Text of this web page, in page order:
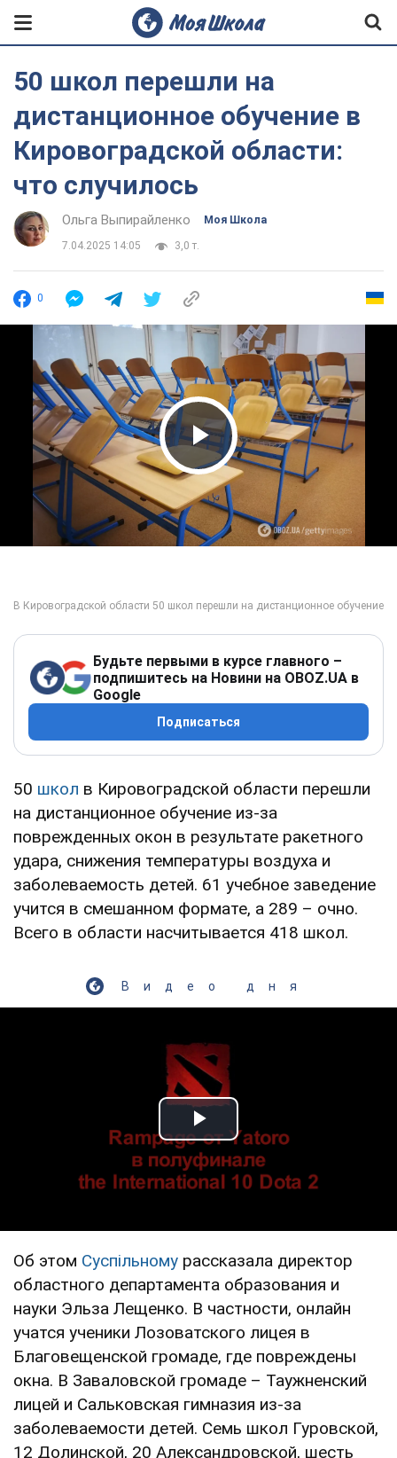
50 школ перешли на
дистанционное обучение в
Кировоградской области:
что случилось
Ольга Выпирайленко Моя Школа
7.04.2025 14:05 3,0 т.
0
Play Video
Будьте первыми в курсе главного –
подпишитесь на Новини на OBOZ.UA в
Google
Подписаться
50 школ в Кировоградской области перешли
на дистанционное обучение из-за
поврежденных окон в результате ракетного
удара, снижения температуры воздуха и
заболеваемость детей. 61 учебное заведение
учится в смешанном формате, а 289 – очно.
Всего в области насчитывается 418 школ.
Видео дня
Play Video
Об этом Суспільному рассказала директор
областного департамента образования и
науки Эльза Лещенко. В частности, онлайн
учатся ученики Лозоватского лицея в
Благовещенской громаде, где повреждены
окна. В Заваловской громаде – Таужненский
лицей и Сальковская гимназия из-за
заболеваемости детей. Семь школ Гуровской,
12 Долинской, 20 Александровской, шесть